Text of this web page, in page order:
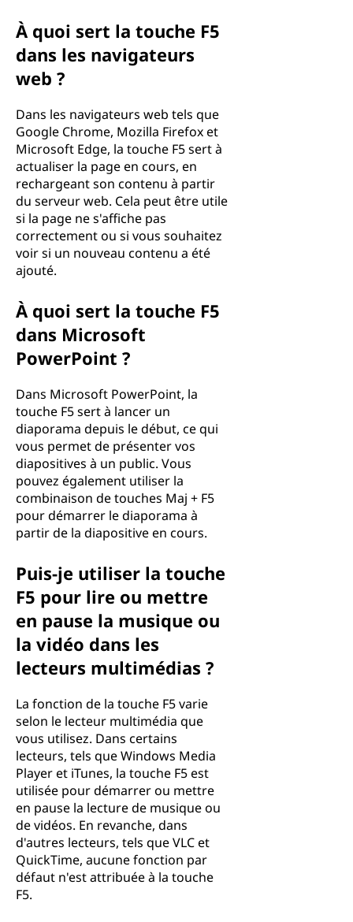
À quoi sert la touche F5
dans les navigateurs
web ?
Dans les navigateurs web tels que
Google Chrome, Mozilla Firefox et
Microsoft Edge, la touche F5 sert à
actualiser la page en cours, en
rechargeant son contenu à partir
du serveur web. Cela peut être utile
si la page ne s'affiche pas
correctement ou si vous souhaitez
voir si un nouveau contenu a été
ajouté.
À quoi sert la touche F5
dans Microsoft
PowerPoint ?
Dans Microsoft PowerPoint, la
touche F5 sert à lancer un
diaporama depuis le début, ce qui
vous permet de présenter vos
diapositives à un public. Vous
pouvez également utiliser la
combinaison de touches Maj + F5
pour démarrer le diaporama à
partir de la diapositive en cours.
Puis-je utiliser la touche
F5 pour lire ou mettre
en pause la musique ou
la vidéo dans les
lecteurs multimédias ?
La fonction de la touche F5 varie
selon le lecteur multimédia que
vous utilisez. Dans certains
lecteurs, tels que Windows Media
Player et iTunes, la touche F5 est
utilisée pour démarrer ou mettre
en pause la lecture de musique ou
de vidéos. En revanche, dans
d'autres lecteurs, tels que VLC et
QuickTime, aucune fonction par
défaut n'est attribuée à la touche
F5.